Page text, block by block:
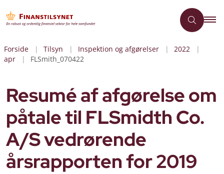
Forside Tilsyn Inspektion og afgørelser
2022
apr
FLSmith_070422
Resumé af afgørelse om
påtale til FLSmidth Co.
A/S vedrørende
årsrapporten for 2019